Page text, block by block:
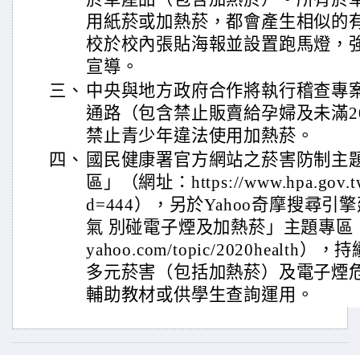
用紙菸或加熱菸，都會產生相似的
校於校內張貼海報並設置跑馬燈，
宣導。
三、 中央與地方政府合作將執行稽查專
通路（包含禁止販賣給孕婦及未滿
禁止青少年違法使用加熱菸。
四、 國民健康署官方網站之菸害防制主
區」（網址：https://
d=444），另於Yahoo奇摩搜尋引
氣 別碰電子煙及加熱菸」主題專區
yahoo.com/topic/2020health），
多元菸害（包括加熱菸）及電子煙
輔助教材或供學生查詢運用。